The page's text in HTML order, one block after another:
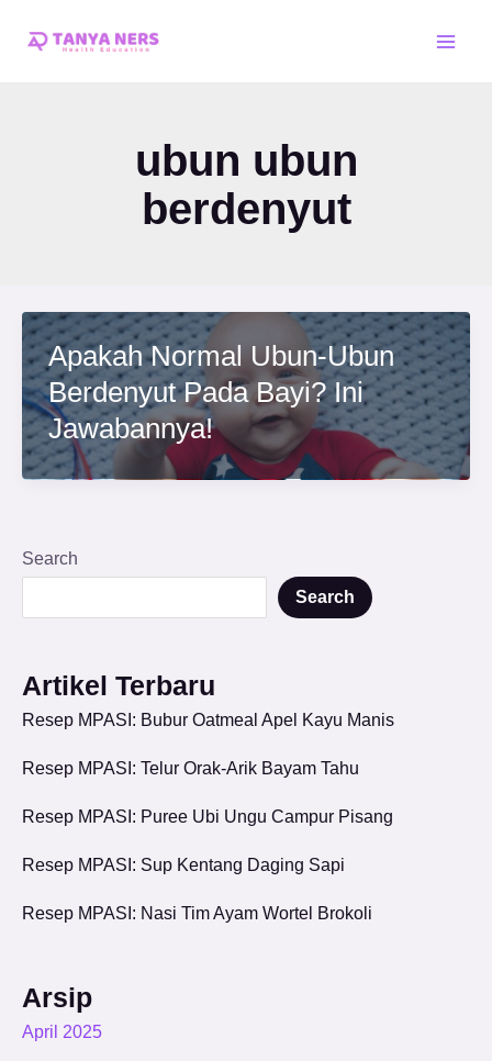
ubun ubun
berdenyut
Apakah Normal Ubun-Ubun
Berdenyut Pada Bayi? Ini
Jawabannya!
Search
Search
Artikel Terbaru
Resep MPASI: Bubur Oatmeal Apel Kayu Manis
Resep MPASI: Telur Orak-Arik Bayam Tahu
Resep MPASI: Puree Ubi Ungu Campur Pisang
Resep MPASI: Sup Kentang Daging Sapi
Resep MPASI: Nasi Tim Ayam Wortel Brokoli
Arsip
April 2025